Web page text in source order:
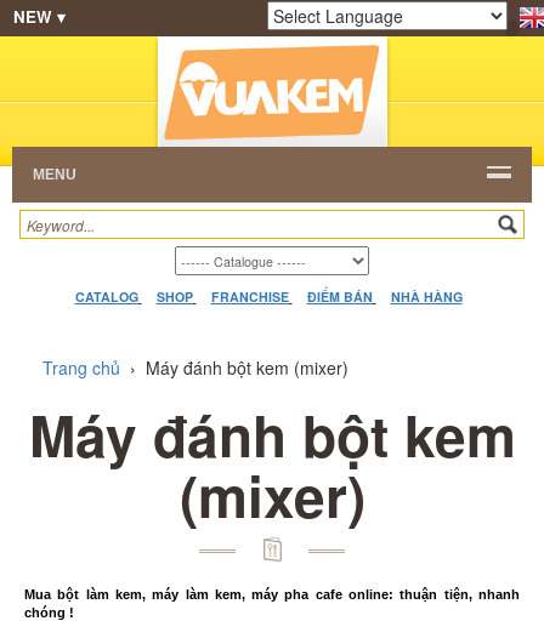
SHOP HẠT CAFE
NHÀ HÀNG
CATALOG VIDEO HỎI ĐÁP
NEW ▾
Powered by Translate
MENU
CATALOG SHOP FRANCHISE ĐIỂM BÁN NHÀ HÀNG
Trang chủ › Máy đánh bột kem (mixer)
Máy đánh bột kem
(mixer)
Mua bột làm kem, máy làm kem, máy pha cafe online: thuận tiện, nhanh
chóng !